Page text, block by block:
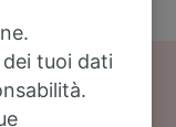
Milano
tuoi dati